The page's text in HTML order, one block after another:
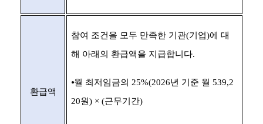
환급액
참여 조건을 모두 만족한 기관(기업)에 대
해 아래의 환급액을 지급합니다.
⦁월 최저임금의 25%(2026년 기준 월 539,2
20원) × (근무기간)